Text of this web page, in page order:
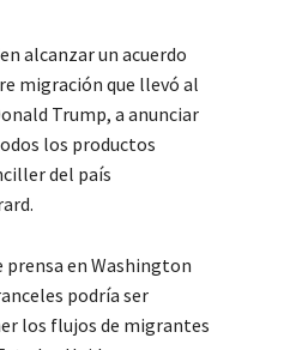
alcanzar un acuerdo
migración que llevó al
Trump, a anunciar
los productos
del país
prensa en Washington
podría ser
los flujos de migrantes